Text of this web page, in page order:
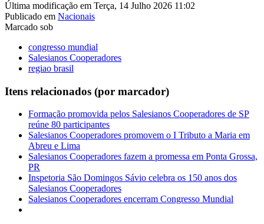
Última modificação em Terça, 14 Julho 2026 11:02
Publicado em Nacionais
Marcado sob
congresso mundial
Salesianos Cooperadores
regiao brasil
Itens relacionados (por marcador)
Formação promovida pelos Salesianos Cooperadores de SP
reúne 80 participantes
Salesianos Cooperadores promovem o I Tributo a Maria em
Abreu e Lima
Salesianos Cooperadores fazem a promessa em Ponta Grossa,
PR
Inspetoria São Domingos Sávio celebra os 150 anos dos
Salesianos Cooperadores
Salesianos Cooperadores encerram Congresso Mundial